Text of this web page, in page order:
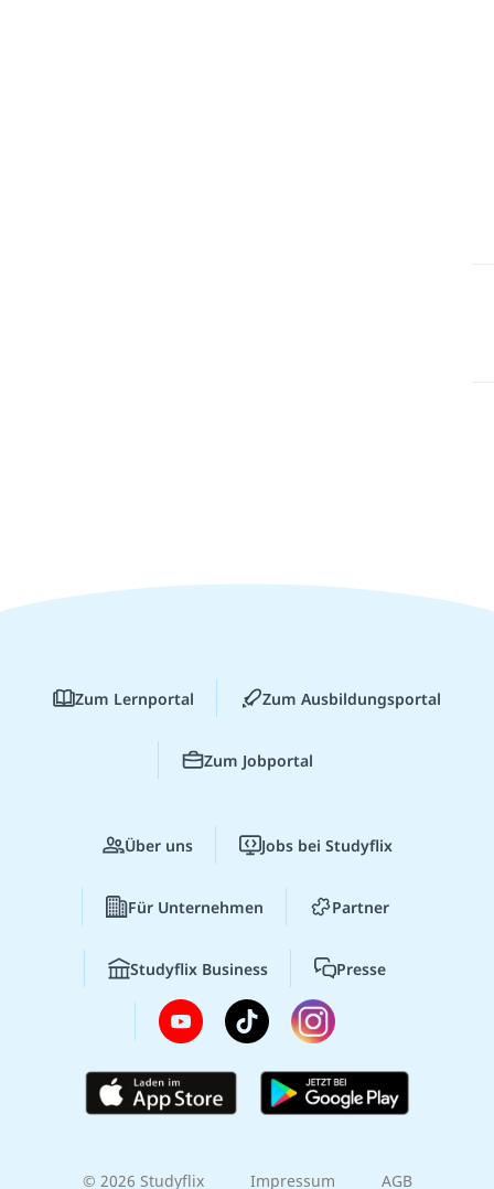
Zum Lernportal Zum Ausbildungsportal
Zum Jobportal
Über uns Jobs bei Studyflix
Für Unternehmen Partner
Studyflix Business Presse
© 2026 Studyflix Impressum AGB